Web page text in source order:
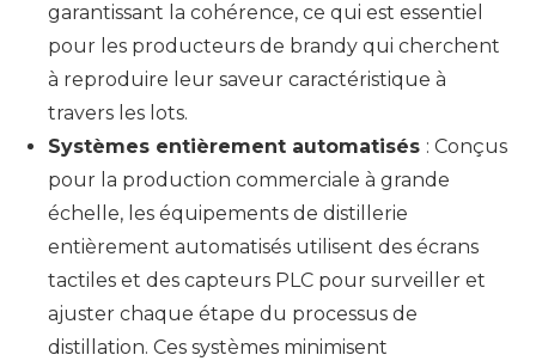
garantissant la cohérence, ce qui est essentiel
pour les producteurs de brandy qui cherchent
à reproduire leur saveur caractéristique à
travers les lots.
Systèmes entièrement automatisés : Conçus
pour la production commerciale à grande
échelle, les équipements de distillerie
entièrement automatisés utilisent des écrans
tactiles et des capteurs PLC pour surveiller et
ajuster chaque étape du processus de
distillation. Ces systèmes minimisent